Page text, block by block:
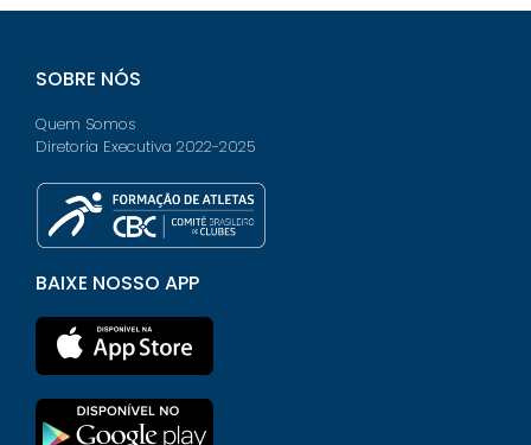
SOBRE NÓS
Quem Somos
Diretoria Executiva 2022-2025
BAIXE NOSSO APP